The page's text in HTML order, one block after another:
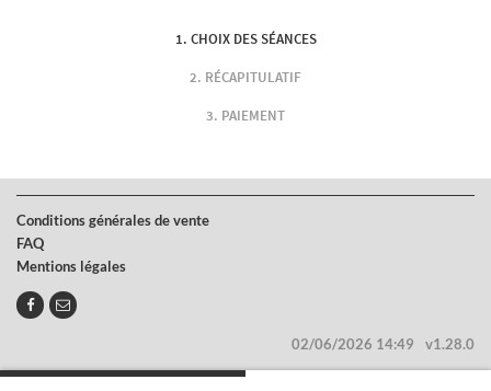
CHOIX DES SÉANCES
RÉCAPITULATIF
PAIEMENT
Conditions générales de vente
FAQ
Mentions légales
02/06/2026 14:49 v1.28.0